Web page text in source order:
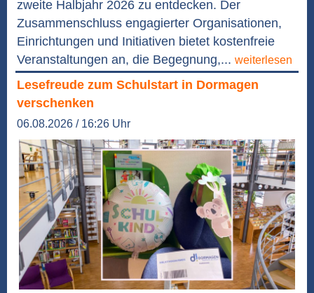
zweite Halbjahr 2026 zu entdecken. Der
Zusammenschluss engagierter Organisationen,
Einrichtungen und Initiativen bietet kostenfreie
Veranstaltungen an, die Begegnung,... weiterlesen
Lesefreude zum Schulstart in Dormagen
verschenken
06.08.2026 / 16:26 Uhr